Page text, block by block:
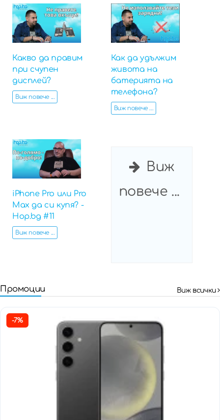
Какво да правим
при счупен
дисплей?
Виж повече ...
Как да удължим
живота на
батерията на
телефона?
Виж повече ...
iPhone Pro или Pro
Max да си купя? -
Hop.bg #11
Виж повече ...
Виж
повече ...
Промоции Виж всички
-7%